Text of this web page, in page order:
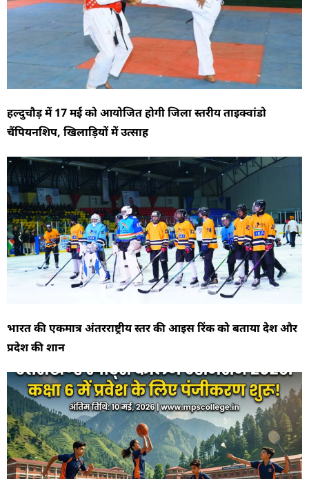
​हल्दुचौड़ में 17 मई को आयोजित होगी जिला स्तरीय ताइक्वांडो
चैंपियनशिप, खिलाड़ियों में उत्साह
भारत की एकमात्र अंतरराष्ट्रीय स्तर की आइस रिंक को बताया देश और
प्रदेश की शान